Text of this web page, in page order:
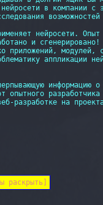
в компании
нейросети.
и сгенерировано!
приложений, модулей,
аппликации
информацию о
опытного разработчика
разработке на
раскрыть]